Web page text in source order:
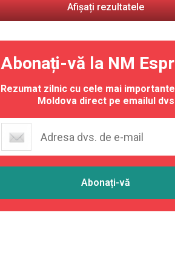
Afișați rezultatele
Abonați-vă la NM
Rezumat zilnic cu cele mai
Moldova direct pe emailul dvs